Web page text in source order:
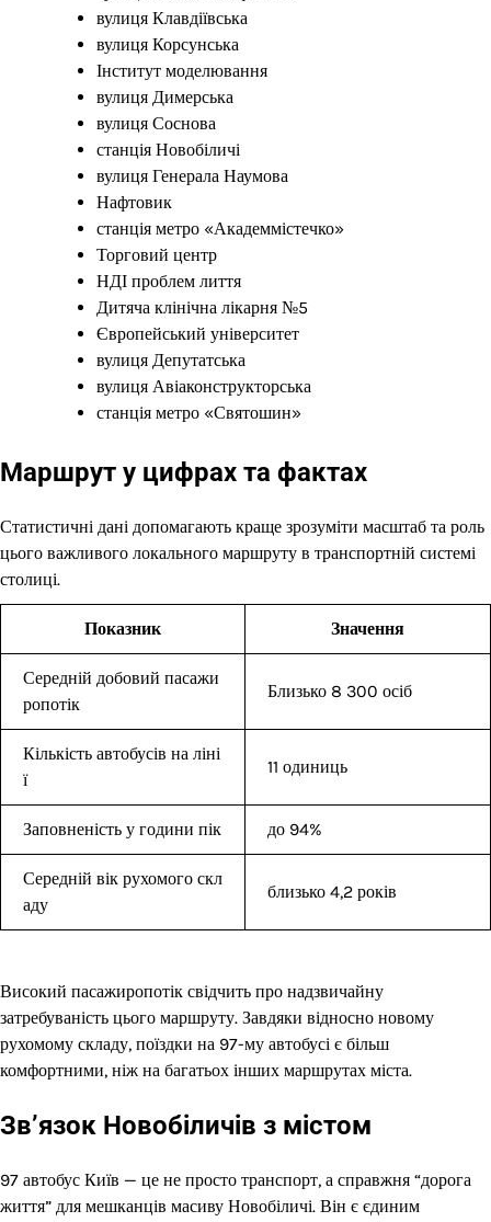
вулиця Клавдіївська
вулиця Корсунська
Інститут моделювання
вулиця Димерська
вулиця Соснова
станція Новобіличі
вулиця Генерала Наумова
Нафтовик
станція метро «Академмістечко»
Торговий центр
НДІ проблем лиття
Дитяча клінічна лікарня №5
Європейський університет
вулиця Депутатська
вулиця Авіаконструкторська
станція метро «Святошин»
Маршрут у цифрах та фактах
Статистичні дані допомагають краще зрозуміти масштаб та роль
цього важливого локального маршруту в транспортній системі
столиці.
Показник Значення
Середній добовий пасажи
ропотік
Близько 8 300 осіб
Кількість автобусів на ліні
ї
11 одиниць
Заповненість у години пік до 94%
Середній вік рухомого скл
аду
близько 4,2 років
Високий пасажиропотік свідчить про надзвичайну
затребуваність цього маршруту. Завдяки відносно новому
рухомому складу, поїздки на 97-му автобусі є більш
комфортними, ніж на багатьох інших маршрутах міста.
Зв’язок Новобіличів з містом
97 автобус Київ — це не просто транспорт, а справжня “дорога
життя” для мешканців масиву Новобіличі. Він є єдиним